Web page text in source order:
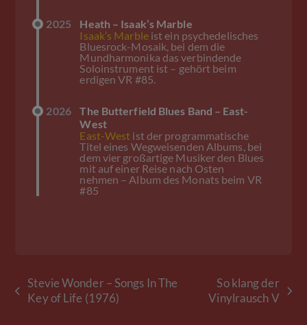
2025
Heath – Isaak’s Marble
Isaak’s Marbleist ein psychedelisches
Bluesrock-Mosaik, bei dem die
Mundharmonika das verbindende
Soloinstrument ist – gehört beim
erdigen VR #85.
2026
The Butterfield Blues Band – East-
West
East-West ist der programmatische
Titel eines Wegweisenden Albums, bei
dem vier großartige Musiker den Blues
mit auf einer Reise nach Osten
nehmen – Album des Monats beim VR
#85
vorheriger
Stevie Wonder – Songs In The
Key of Life (1976)
Nächster
So klang der
Vinylrausch V